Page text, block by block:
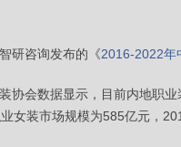
研咨询发布的《2016-2022年
协会数据显示，目前内地职业
女装市场规模为585亿元，